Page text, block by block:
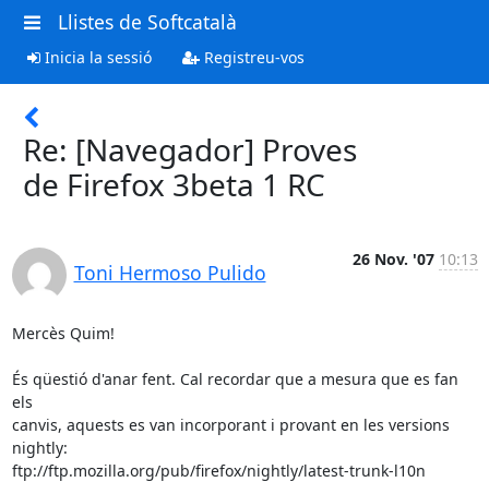
Llistes de Softcatalà
Inicia la sessió Registreu-vos
Re: [Navegador] Proves
de Firefox 3beta 1 RC
Toni Hermoso Pulido
26 Nov. '07 10:13
Mercès Quim!
És qüestió d'anar fent. Cal recordar que a mesura que es fan
els
canvis, aquests es van incorporant i provant en les versions
nightly:
ftp://ftp.mozilla.org/pub/firefox/nightly/latest-trunk-l10n